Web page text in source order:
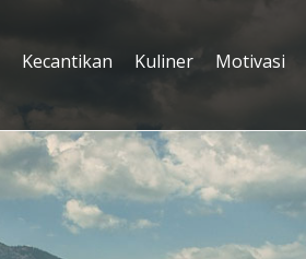
Kecantikan Kuliner Motivasi